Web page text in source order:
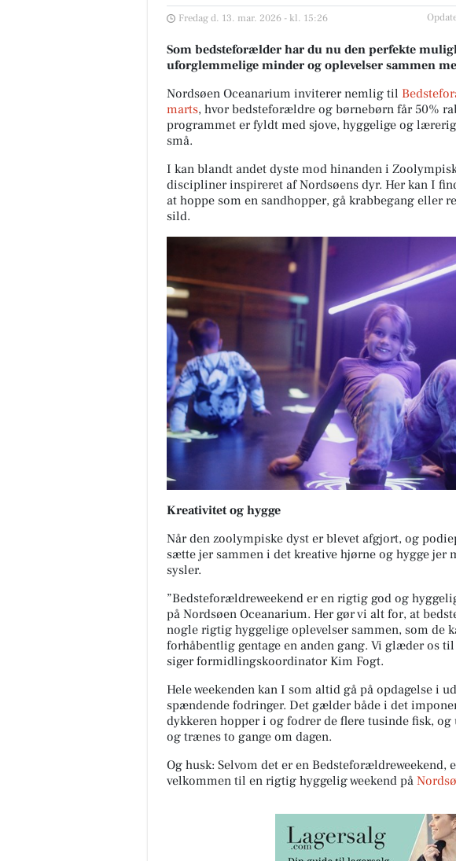
Fredag d. 13. mar. 2026 - kl. 15:26
Som bedsteforælder har du nu den perfekte
uforglemmelige minder og oplevelser sammen
Nordsøen Oceanarium inviterer nemlig til
marts, hvor bedsteforældre og børnebørn får 50%
programmet er fyldt med sjove, hyggelige og
små.
I kan blandt andet dyste mod hinanden i
discipliner inspireret af Nordsøens dyr. Her kan I
at hoppe som en sandhopper, gå krabbegang eller
sild.
Kreativitet og hygge
Når den zoolympiske dyst er blevet afgjort, og
sætte jer sammen i det kreative hjørne og hygge jer
sysler.
”Bedsteforældreweekend er en rigtig god og
på Nordsøen Oceanarium. Her gør vi alt for, at
nogle rigtig hyggelige oplevelser sammen, som de
forhåbentlig gentage en anden gang. Vi glæder os
siger formidlingskoordinator Kim Fogt.
Hele weekenden kan I som altid gå på opdagelse i
spændende fodringer. Det gælder både i det
dykkeren hopper i og fodrer de flere tusinde fisk,
og trænes to gange om dagen.
Og husk: Selvom det er en
velkommen til en rigtig hyggelig weekend på